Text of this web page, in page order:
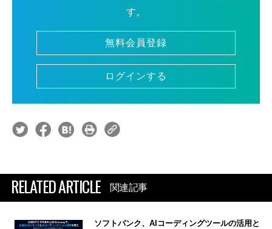
す。
無料会員登録
ログインする
RELATED ARTICLE 関連記事
ソフトバンク、AIコーディングツールの活用と